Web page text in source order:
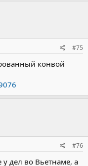
#75
конвой
#76
дел во Вьетнаме, а